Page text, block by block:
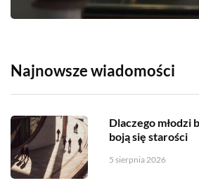
Najnowsze wiadomości
Dlaczego młodzi
boją się starości
5 sierpnia 2026